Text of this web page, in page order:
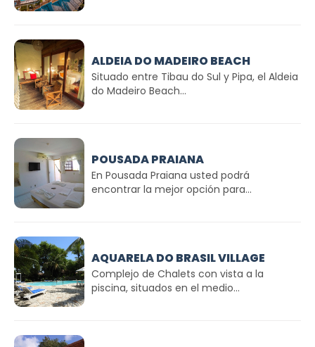
ALDEIA DO MADEIRO BEACH
Situado entre Tibau do Sul y Pipa, el Aldeia
do Madeiro Beach...
POUSADA PRAIANA
En Pousada Praiana usted podrá
encontrar la mejor opción para...
AQUARELA DO BRASIL VILLAGE
Complejo de Chalets con vista a la
piscina, situados en el medio...